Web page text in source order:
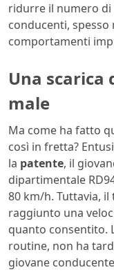
ridurre il numero
conducenti,
comportamenti
Una
male
Ma come ha fatto
così in fretta?
la patente, il
dipartimentale
80 km/h. Tuttavia,
raggiunto una
quanto consentito.
routine, non ha
giovane